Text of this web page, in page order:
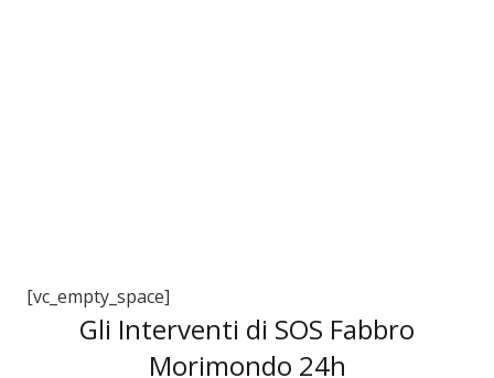
[vc_empty_space]
Gli Interventi di SOS Fabbro
Morimondo 24h